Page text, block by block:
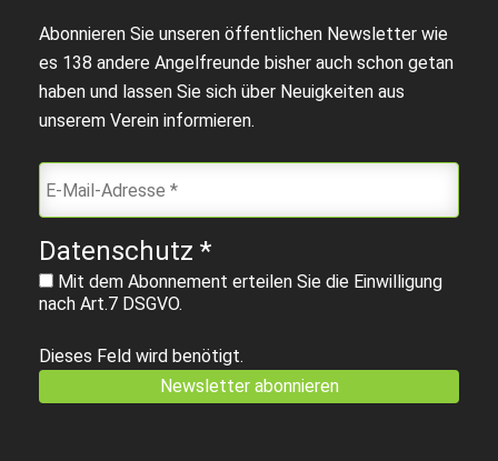
Abonnieren Sie unseren öffentlichen Newsletter wie
es 138 andere Angelfreunde bisher auch schon getan
haben und lassen Sie sich über Neuigkeiten aus
unserem Verein informieren.
Datenschutz *
Mit dem Abonnement erteilen Sie die Einwilligung
nach Art.7 DSGVO.
Dieses Feld wird benötigt.